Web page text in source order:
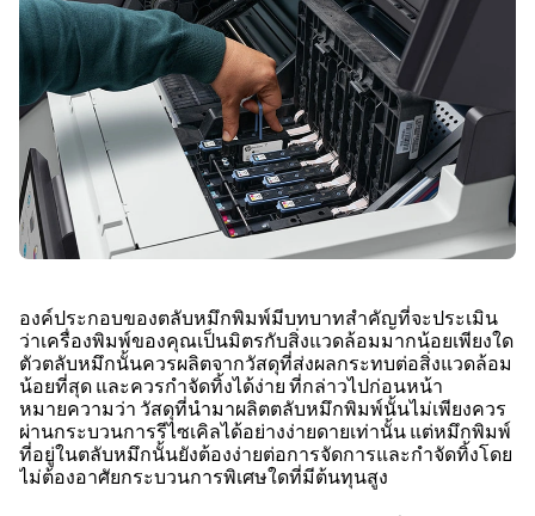
องค์ประกอบของตลับหมึกพิมพ์มีบทบาทสำคัญที่จะประเมิน
ว่าเครื่องพิมพ์ของคุณเป็นมิตรกับสิ่งแวดล้อมมากน้อยเพียงใด
ตัวตลับหมึกนั้นควรผลิตจากวัสดุที่ส่งผลกระทบต่อสิ่งแวดล้อม
น้อยที่สุด และควรกำจัดทิ้งได้ง่าย ที่กล่าวไปก่อนหน้า
หมายความว่า วัสดุที่นำมาผลิตตลับหมึกพิมพ์นั้นไม่เพียงควร
ผ่านกระบวนการรีไซเคิลได้อย่างง่ายดายเท่านั้น แต่หมึกพิมพ์
ที่อยู่ในตลับหมึกนั้นยังต้องง่ายต่อการจัดการและกำจัดทิ้งโดย
ไม่ต้องอาศัยกระบวนการพิเศษใดที่มีต้นทุนสูง